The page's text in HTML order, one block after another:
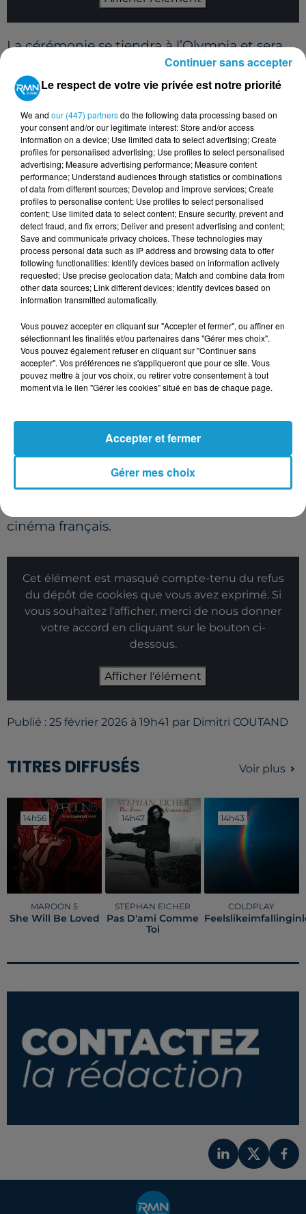
La cérémonie se tiendra à l’Olympia et sera
présentée par le sociétaire de la Comédie-
Française Benjamin Lavernhe. L’acteur
canado-américain Jim Carrey recevra un
César d’honneur pour l’ensemble de sa
carrière. Une distinction majeure pour une
figure incontournable du cinéma
international. Parmi les personnalités
attendues pour remettre des trophées
figurent notamment David Cronenberg,
Isabelle Huppert, Golshifteh Farahani et
Pierre Lottin.
Franck Dubosc enfin nommé
Le réalisateur iranien Jafar Panahi pourrait
marquer la soirée avecUn simple accident,
nommé dans la catégorie meilleur film. Ce
long métrage engagé, tourné
clandestinement en Iran, a déjà été distingué
Enfin, Franck Dubosc obtient à 62 ans sa
première nomination aux César, pour le
meilleur scénario original deUn ours dans le
Jura. Une reconnaissance symbolique pour
cinéma français.
Cet élément est masqué compte-tenu du refus
du dépôt de cookies que vous avez exprimé. Si
vous souhaitez l'afficher, merci de nous donner
votre accord en cliquant sur le bouton ci-
dessous.
Afficher l'élément
Publié : 25 février 2026 à 19h41 par Dimitri COUTAND
TITRES DIFFUSÉS Voir plus
14h56
14h56
MAROON 5
She Will Be Loved
14h47
14h47
STEPHAN EICHER
Pas D'ami Comme
Toi
14h43
14h43
COLDPLAY
Le respect de votre vie privée est notre priorité
We and our (447) partnersdo the following data processing based on
your consent and/or our legitimate interest: Store and/or access
information on a device; Use limited data to select advertising; Create
profiles for personalised advertising; Use profiles to select personalised
advertising; Measure advertising performance; Measure content
performance; Understand audiences through statistics or combinations
of data from different sources; Develop and improve services; Create
profiles to personalise content; Use profiles to select personalised
content; Use limited data to select content; Ensure security, prevent and
detect fraud, and fix errors; Deliver and present advertising and content;
Save and communicate privacy choices. These technologies may
process personal data such as IP address and browsing data to offer
following functionalities: Identify devices based on information actively
requested; Use precise geolocation data; Match and combine data from
other data sources; Link different devices; Identify devices based on
information transmitted automatically.
Vous pouvez accepter en cliquant sur "Accepter et fermer", ou affiner en
sélectionnant les finalités et/ou partenaires dans "Gérer mes choix".
Vous pouvez également refuser en cliquant sur "Continuer sans
accepter". Vos préférences ne s'appliqueront que pour ce site. Vous
pouvez mettre à jour vos choix, ou retirer votre consentement à tout
moment via le lien "Gérer les cookies" situé en bas de chaque page.
Gérer mes choix
Accepter et fermer
Continuer sans accepter